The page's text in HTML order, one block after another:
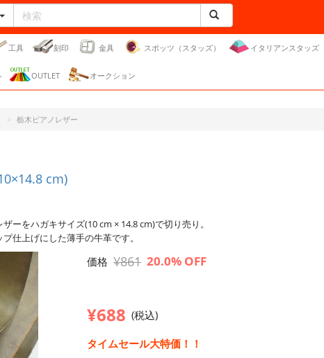
工具 刻印 金具 スポッツ（スタッズ） イタリアンスタッズ
OUTLET オークション
栃木ピアノレザー
cm)
ーをハガキサイズ(10 cm × 14.8 cm)で切り売り。
仕上げにした薄手の牛革です。
価格 ¥861 20.0% OFF
¥688 (税込)
タイムセール大特価！！